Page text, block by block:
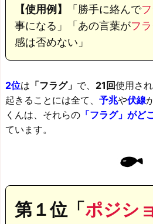
【使用例】
「勝手に絡んで
事になる」
「あの言葉がフ
感は否めない」
2位は 「フラグ」 で、 21回使用さ
起きることには全て、 予兆や伏線
くんは、それらの 「フラグ」がど
ています。
第１位「ポジシ